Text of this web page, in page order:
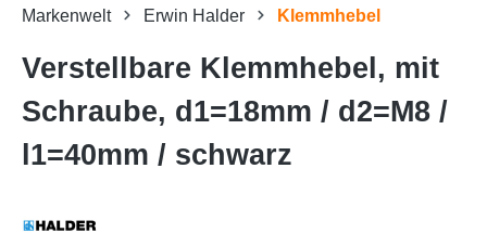
Markenwelt Erwin Halder Klemmhebel
Verstellbare Klemmhebel, mit
Schraube, d1=18mm / d2=M8 /
l1=40mm / schwarz